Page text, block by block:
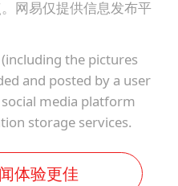
网易仅提供信息发布平
the pictures
and posted by a user
media platform
storage services.
体验更佳